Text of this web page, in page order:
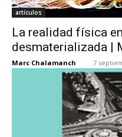
artículos
La realidad física
desmaterializada |
Marc Chalamanch - 7